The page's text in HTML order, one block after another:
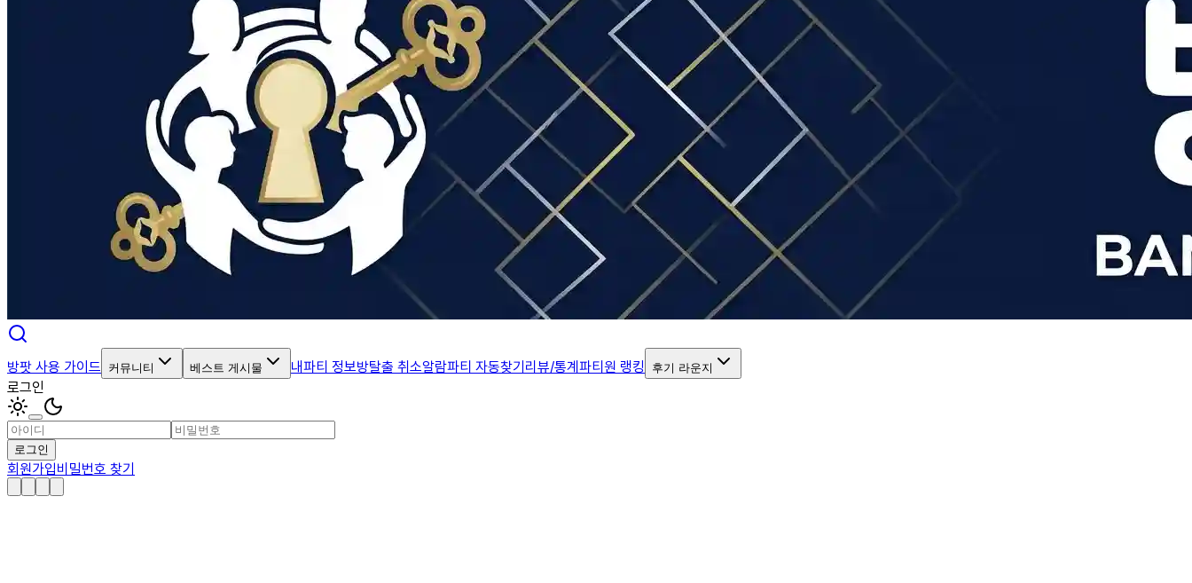
방팟 사용 가이드 커뮤니티 베스트 게시물 내파티 정보방탈출 취소알람파티 자동찾기리뷰/통계파티원 랭킹 후기 라운지
로그인
로그인
회원가입비밀번호 찾기